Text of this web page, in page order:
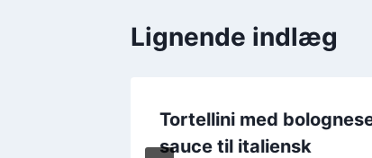
Lignende indlæg
Tortellini med
sauce til italiensk